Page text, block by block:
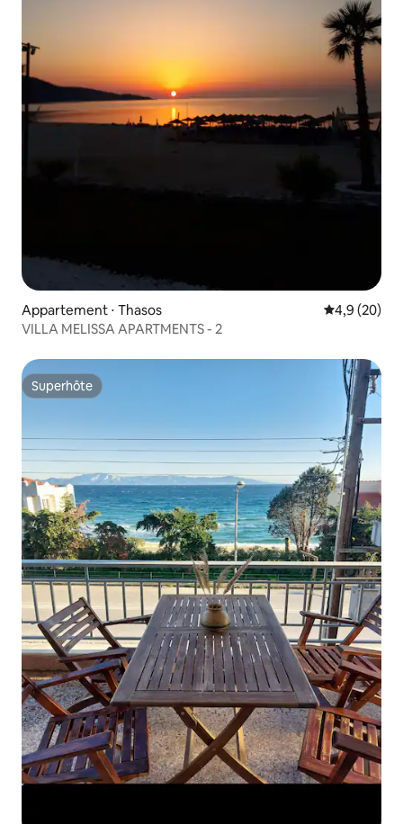
Appartement ⋅ Thasos Évaluation
4,9 (20)
VILLA MELISSA APARTMENTS - 2
Superhôte
Superhôte